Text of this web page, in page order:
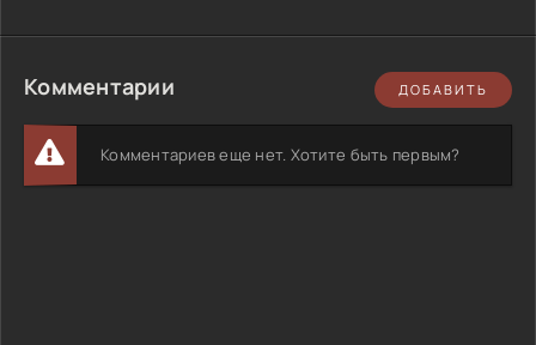
Комментарии ДОБАВИТЬ
Комментариев еще нет. Хотите быть первым?